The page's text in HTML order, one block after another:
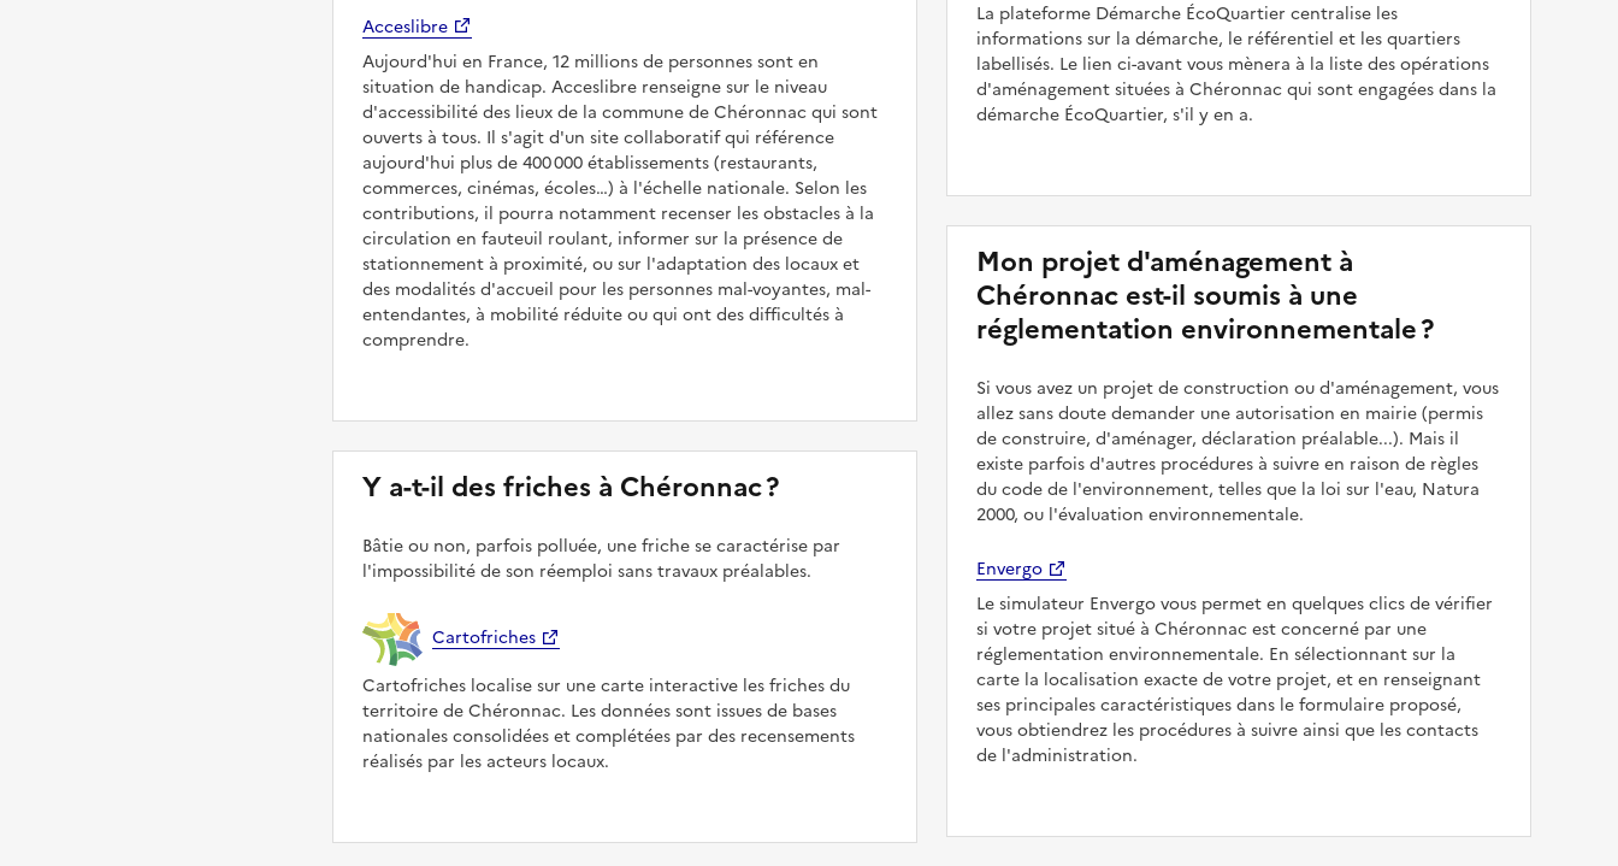
Acceslibre
Aujourd'hui en France, 12 millions de personnes sont en
situation de handicap. Acceslibre renseigne sur le niveau
d'accessibilité des lieux de la commune de Chéronnac qui sont
ouverts à tous. Il s'agit d'un site collaboratif qui référence
aujourd'hui plus de 400 000 établissements (restaurants,
commerces, cinémas, écoles…) à l'échelle nationale. Selon les
contributions, il pourra notamment recenser les obstacles à la
circulation en fauteuil roulant, informer sur la présence de
stationnement à proximité, ou sur l'adaptation des locaux et
des modalités d'accueil pour les personnes mal-voyantes, mal-
entendantes, à mobilité réduite ou qui ont des difficultés à
comprendre.
Y a-t-il des friches à Chéronnac ?
Bâtie ou non, parfois polluée, une friche se caractérise par
l'impossibilité de son réemploi sans travaux préalables.
Cartofriches
Cartofriches localise sur une carte interactive les friches du
territoire de Chéronnac. Les données sont issues de bases
nationales consolidées et complétées par des recensements
réalisés par les acteurs locaux.
La plateforme Démarche ÉcoQuartier centralise les
informations sur la démarche, le référentiel et les quartiers
labellisés. Le lien ci-avant vous mènera à la liste des opérations
d'aménagement situées à Chéronnac qui sont engagées dans la
démarche ÉcoQuartier, s'il y en a.
Mon projet d'aménagement à
Chéronnac est-il soumis à une
réglementation environnementale ?
Si vous avez un projet de construction ou d'aménagement, vous
allez sans doute demander une autorisation en mairie (permis
de construire, d'aménager, déclaration préalable...). Mais il
existe parfois d'autres procédures à suivre en raison de règles
du code de l'environnement, telles que la loi sur l'eau, Natura
2000, ou l'évaluation environnementale.
Envergo
Le simulateur Envergo vous permet en quelques clics de vérifier
si votre projet situé à Chéronnac est concerné par une
réglementation environnementale. En sélectionnant sur la
carte la localisation exacte de votre projet, et en renseignant
ses principales caractéristiques dans le formulaire proposé,
vous obtiendrez les procédures à suivre ainsi que les contacts
de l'administration.